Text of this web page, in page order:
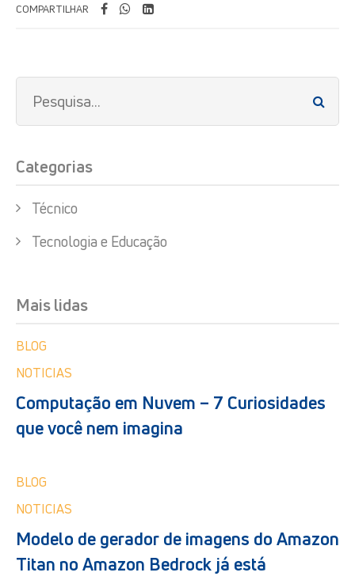
COMPARTILHAR
Categorias
Técnico
Tecnologia e Educação
Mais lidas
BLOG
NOTICIAS
Computação em Nuvem – 7 Curiosidades
que você nem imagina
BLOG
NOTICIAS
Modelo de gerador de imagens do Amazon
Titan no Amazon Bedrock já está